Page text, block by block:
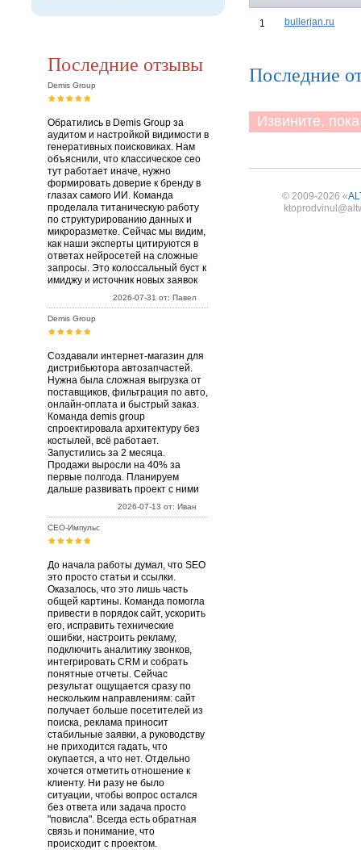
Последние отзывы
Demis Group
Обратились в Demis Group за
аудитом и настройкой видимости в
генеративных поисковиках. Нам
объяснили, что классическое сео
тут работает иначе, нужно
формировать доверие к бренду в
глазах самого ИИ. Команда
проделала титаническую работу
по структурированию данных и
микроразметке. Сейчас мы видим,
как наши эксперты цитируются в
ответах нейросетей на сложные
запросы. Это колоссальный буст к
имиджу и источник новых заявок
2026-07-31 от: Павел
Demis Group
Создавали интернет-магазин для
дистрибьютора автозапчастей.
Нужна была сложная выгрузка от
поставщиков, фильтрация по авто,
онлайн-оплата и быстрый заказ.
Команда demis group
спроектировала архитектуру без
костылей, всё работает.
Запустились за 2 месяца.
Продажи выросли на 40% за
первые полгода. Планируем
дальше развивать проект с ними
2026-07-13 от: Иван
СЕО-Импульс
До начала работы думал, что SEO
это просто статьи и ссылки.
Оказалось, что это лишь часть
общей картины. Команда помогла
привести в порядок сайт, ускорить
его, исправить технические
ошибки, настроить рекламу,
подключить аналитику звонков,
интегрировать CRM и собрать
понятные отчеты. Сейчас
результат ощущается сразу по
нескольким направлениям: сайт
получает больше посетителей из
поиска, реклама приносит
стабильные заявки, а руководству
не приходится гадать, что
окупается, а что нет. Отдельно
хочется отметить отношение к
клиенту. Ни разу не было
ситуации, чтобы вопрос остался
без ответа или задача просто
"повисла". Всегда есть обратная
связь и понимание, что
происходит с проектом.
1 bullerjan.ru
Последние
Извините,
© 2009-2026 «